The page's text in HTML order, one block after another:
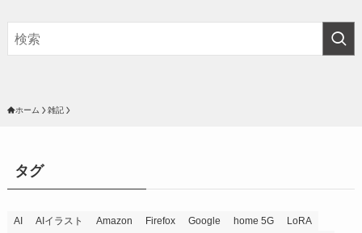
ホーム 雑記
タグ
AI AIイラスト Amazon Firefox Google home 5G
LoRA